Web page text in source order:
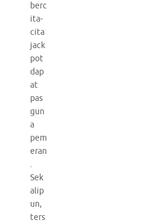
berc
ita-
cita
jack
pot
dap
at
pas
gun
a
pem
eran
.
Sek
alip
un,
ters